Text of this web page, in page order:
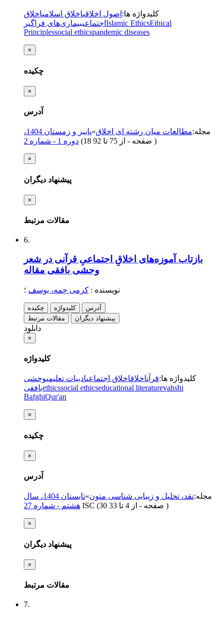
کلیدواژه ها: اصول اخلاقیاخلاق اسلامیاخلاق
اجتماعیبیماری‌های فراگیر Islamic EthicsEthical
Principlessocial ethicspandemic diseases
×
چکیده
×
آدرس
مجله:مطالعات میان رشته ای اخلاق»
پاییز و زمستان 1404،
دوره 1 - شماره 2
(‎18 صفحه - )
×
پیشنهاد دیگران
×
مقالات مرتبط
6.
بازتاب آموزه‌های اخلاقِ اجتماعیِ قرآنی در شعر
وحشی بافقی مقاله
نویسنده : کرمی چمه، یوسف ؛
چکیده کلیدواژه
آدرس
مقالات مرتبط
پیشنهاد دیگران
دانلود
×
کلیدواژه
کلیدواژه ها:قرآناخلاقاخلاق اجتماعیادبیات تعلیمیوحشی
بافقیethicssocial ethicseducational literaturevahshi
BafghiQur'an
×
چکیده
×
آدرس
مجله:نقد، تحلیل و زیبایی شناسی متون»
تابستان 1404، سال
هشتم - شماره 27 ISC (‎30 صفحه - )
×
پیشنهاد دیگران
×
مقالات مرتبط
7.